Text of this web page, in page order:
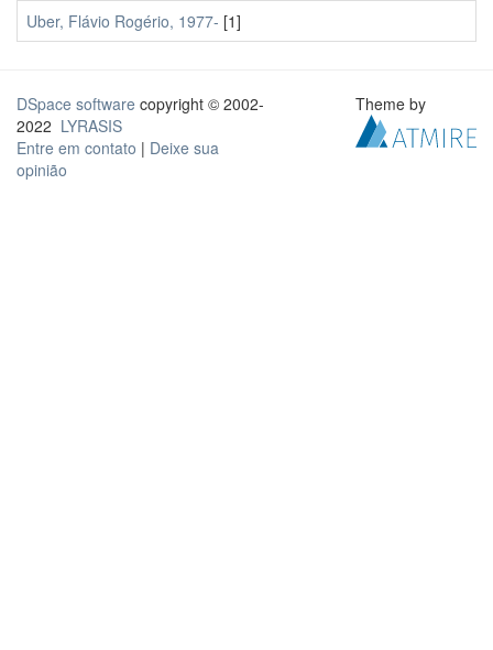
Uber, Flávio Rogério, 1977- [1]
DSpace software copyright © 2002-
2022 LYRASIS
Entre em contato | Deixe sua
opinião
Theme by